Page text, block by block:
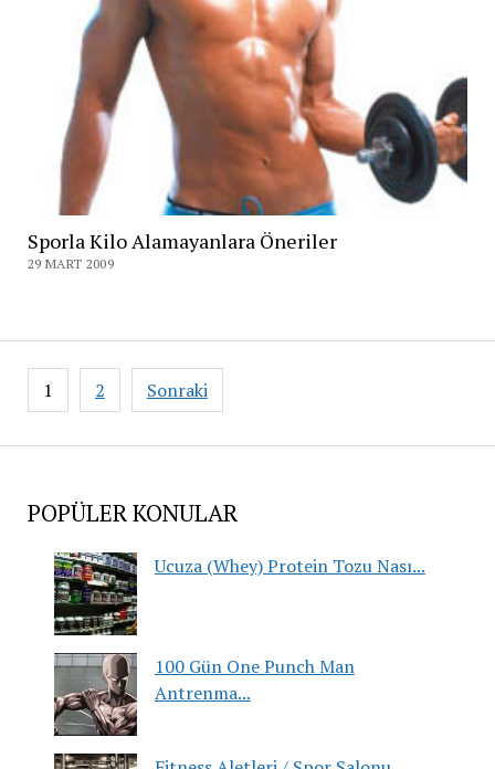
POPÜLER KONULAR
Ucuza (Whey) Protein Tozu Nası...
100 Gün One Punch Man
Antrenma...
Sporla Kilo Alamayanlara Öneriler
29 MART 2009
Yazı
sayfalaması
1 2 Sonraki